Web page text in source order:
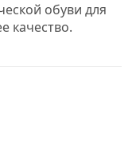
обуви для
качество.